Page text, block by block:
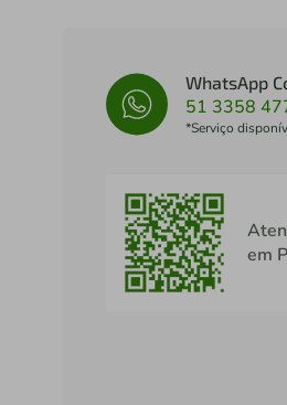
WhatsApp
51 3358
*Serviço
em